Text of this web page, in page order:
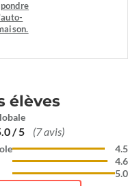
élèves
/ 5 (7 avis)
4.5
4.6
5.0